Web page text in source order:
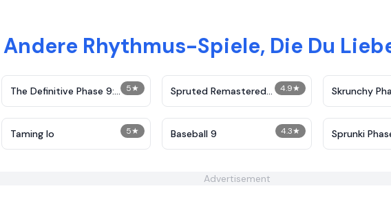
Andere Rhythmus-Spiele, Die Du
5★
The Definitive Phase 9:
Demolition
4.9★
Spruted Remastered
Alternative Phase 2
Skrunchy
5★
Taming Io 4.3★
Baseball 9 Sprunki
Advertisement